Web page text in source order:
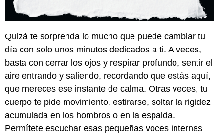
Quizá te sorprenda lo mucho que puede cambiar tu
día con solo unos minutos dedicados a ti. A veces,
basta con cerrar los ojos y respirar profundo, sentir el
aire entrando y saliendo, recordando que estás aquí,
que mereces ese instante de calma. Otras veces, tu
cuerpo te pide movimiento, estirarse, soltar la rigidez
acumulada en los hombros o en la espalda.
Permítete escuchar esas pequeñas voces internas